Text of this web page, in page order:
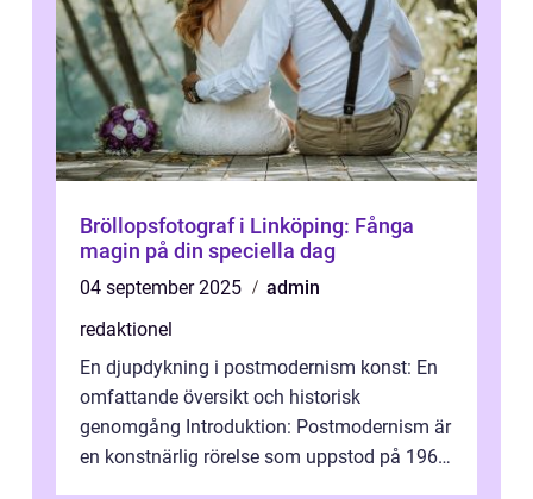
Bröllopsfotograf i Linköping: Fånga
magin på din speciella dag
04 september 2025
admin
redaktionel
En djupdykning i postmodernism konst: En
omfattande översikt och historisk
genomgång Introduktion: Postmodernism är
en konstnärlig rörelse som uppstod på 1960-